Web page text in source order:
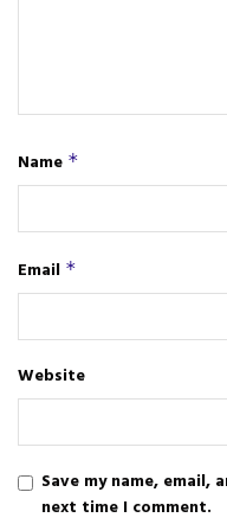
Name *
Email *
Website
Save my name,
next time I comment.